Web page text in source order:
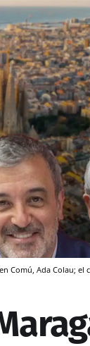
Comú, Ada Colau; el